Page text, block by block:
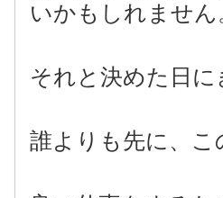
いかもしれません
それと決めた日
誰よりも先に、